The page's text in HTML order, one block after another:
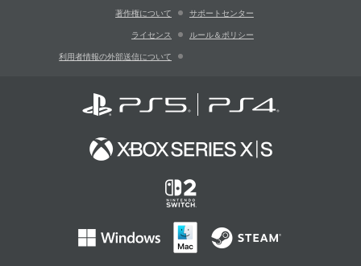
著作権について サポートセンター
ライセンス ルール＆ポリシー
利用者情報の外部送信について